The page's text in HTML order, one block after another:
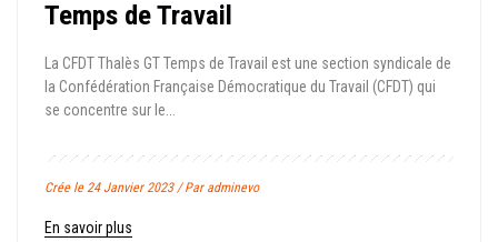
Temps de Travail
La CFDT Thalès GT Temps de Travail est une section syndicale de
la Confédération Française Démocratique du Travail (CFDT) qui
se concentre sur le...
Crée le 24 Janvier 2023 / Par adminevo
En savoir plus